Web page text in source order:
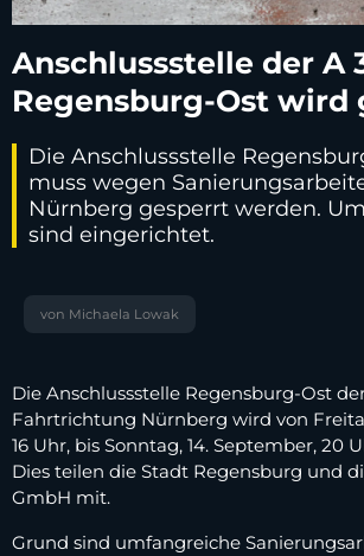
Anschlussstelle der A
Regensburg-Ost wird
Die Anschlussstelle
muss wegen
Nürnberg gesperrt werden.
sind eingerichtet.
von Michaela Lowak
Die Anschlussstelle Regensburg-Ost
Fahrtrichtung Nürnberg wird von
16 Uhr, bis Sonntag, 14. September, 20
Dies teilen die Stadt Regensburg und
GmbH mit.
Grund sind umfangreiche